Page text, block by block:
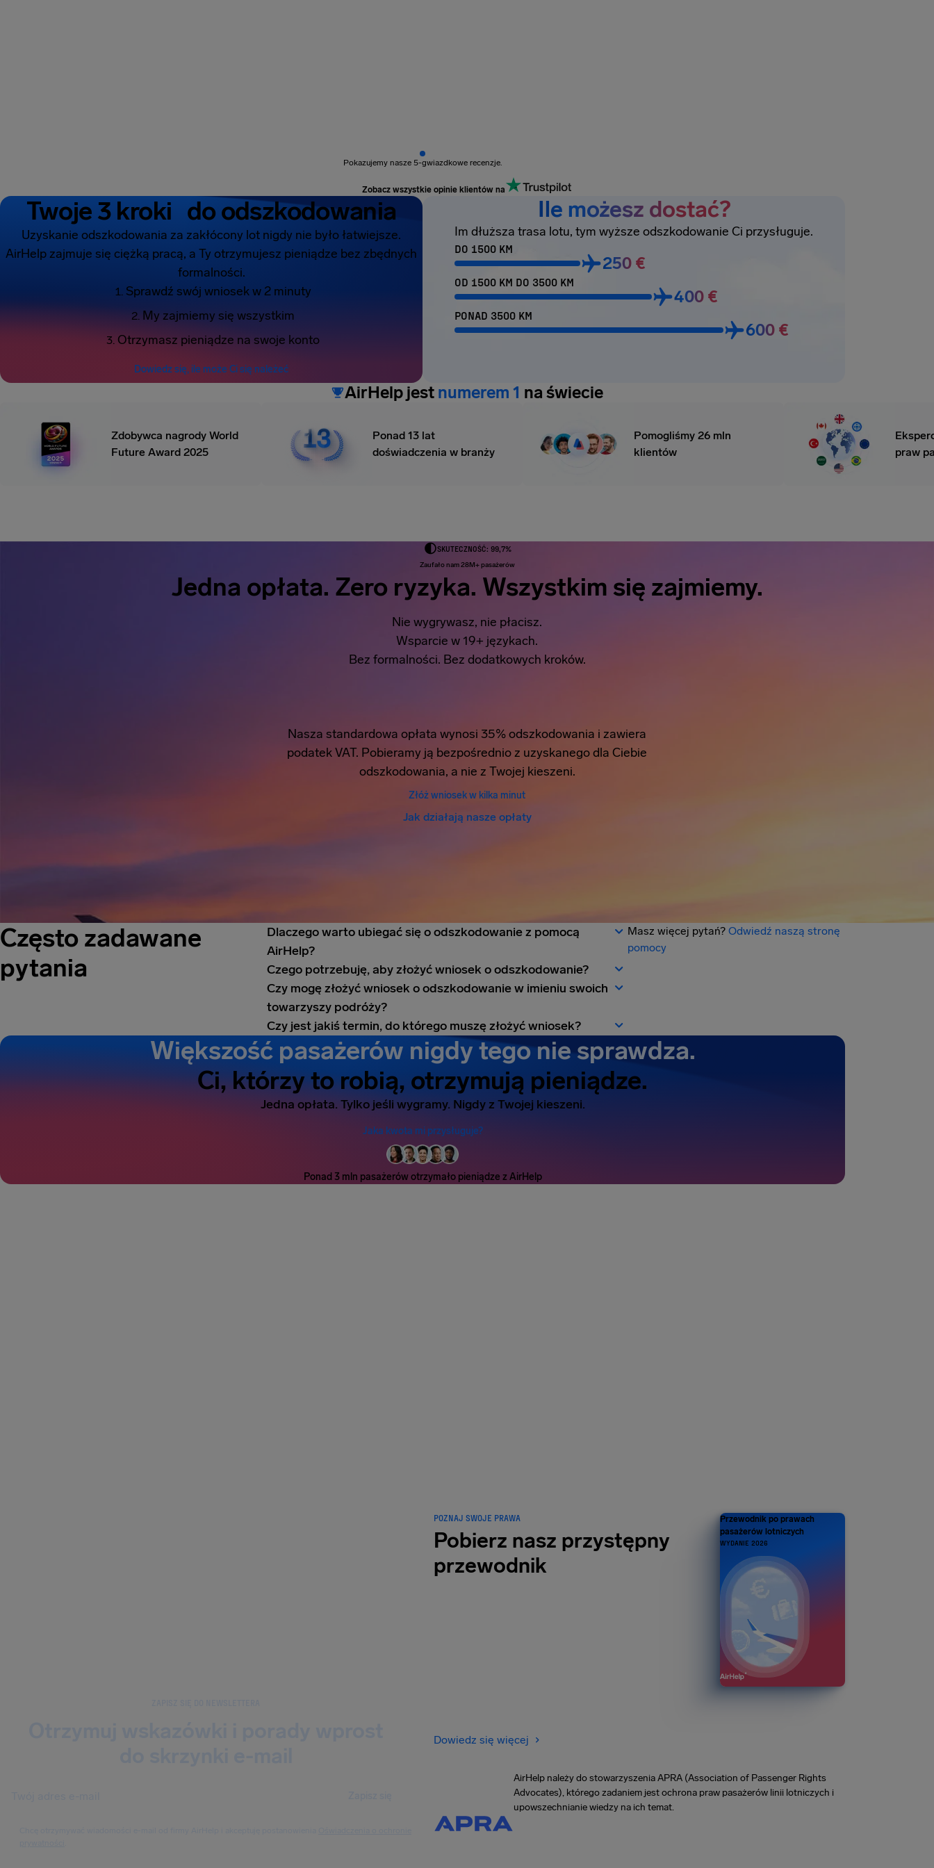
Pokazujemy nasze 5-gwiazdkowe recenzje.
Zobacz wszystkie opinie klientów na
Twoje 3 kroki do odszkodowania
Uzyskanie odszkodowania za zakłócony lot nigdy nie było łatwiejsze.
AirHelp zajmuje się ciężką pracą, a Ty otrzymujesz pieniądze bez zbędnych
formalności.
Sprawdź swój wniosek w 2 minuty
My zajmiemy się wszystkim
Otrzymasz pieniądze na swoje konto
Dowiedz się, ile może Ci się należeć
Ile możesz dostać?
Im dłuższa trasa lotu, tym wyższe odszkodowanie Ci przysługuje.
DO 1500 KM
250 €
OD 1500 KM DO 3500 KM
400 €
PONAD 3500 KM
600 €
AirHelp jest numerem 1 na świecie
Zdobywca nagrody World
Future Award 2025
Ponad 13 lat
doświadczenia w branży
Pomogliśmy 26 mln
klientów
praw
SKUTECZNOŚĆ: 99,7%
Zaufało nam 28M+ pasażerów
Jedna opłata. Zero ryzyka. Wszystkim się zajmiemy.
Nie wygrywasz, nie płacisz.
Wsparcie w 19+ językach.
Bez formalności. Bez dodatkowych kroków.
Nasza standardowa opłata wynosi 35% odszkodowania i zawiera
podatek VAT. Pobieramy ją bezpośrednio z uzyskanego dla Ciebie
odszkodowania, a nie z Twojej kieszeni.
Złóż wniosek w kilka minut
Jak działają nasze opłaty
Często zadawane
pytania
Dlaczego warto ubiegać się o odszkodowanie z pomocą
AirHelp?
Czego potrzebuję, aby złożyć wniosek o odszkodowanie?
Czy mogę złożyć wniosek o odszkodowanie w imieniu swoich
towarzyszy podróży?
Czy jest jakiś termin, do którego muszę złożyć wniosek?
Masz więcej pytań?Odwiedź naszą stronę
pomocy
Większość pasażerów nigdy tego nie sprawdza.
Ci, którzy to robią, otrzymują pieniądze.
Jedna opłata. Tylko jeśli wygramy. Nigdy z Twojej kieszeni.
Jaka kwota mi przysługuje?
Ponad 3 mln pasażerów otrzymało pieniądze z AirHelp
POZNAJ SWOJE PRAWA
Pobierz nasz przystępny
przewodnik
Dowiedz się więcej
Przewodnik po prawach
pasażerów lotniczych
WYDANIE 2026
AirHelp należy do stowarzyszenia APRA (Association of Passenger Rights
Advocates), którego zadaniem jest ochrona praw pasażerów linii lotniczych i
upowszechnianie wiedzy na ich temat.